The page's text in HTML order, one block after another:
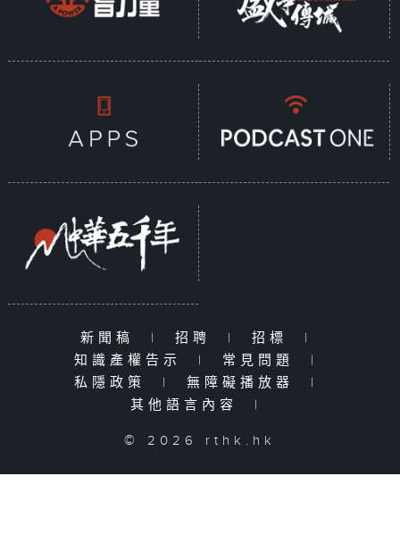
新聞稿 | 招聘 | 招標
|
知識產權告示
| 常見問題
|
私隱政策
| 無障礙播放器
|
其他語言內容
|
© 2026 rthk.hk